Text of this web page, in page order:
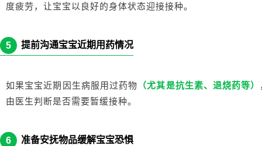
度疲劳，让宝宝以良好的身体状态迎接接种。
5 提前沟通宝宝近期用药情况
如果宝宝近期因生病服用过药物 （尤其是抗生素、退烧药等）
由医生判断是否需要暂缓接种。
6 准备安抚物品缓解宝宝恐惧